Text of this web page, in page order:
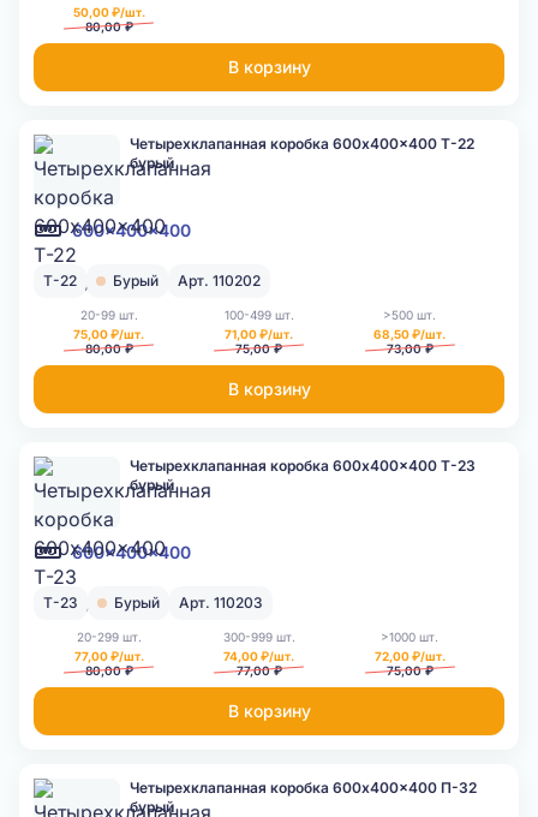
50,00 ₽/шт.
80,00 ₽
В корзину
600x400x400
Четырехклапанная коробка 600x400x400 Т-22
бурый
Т-22 Бурый Арт. 110202
20-99 шт.
75,00 ₽/шт.
80,00 ₽
100-499 шт.
71,00 ₽/шт.
75,00 ₽
>500 шт.
68,50 ₽/шт.
73,00 ₽
В корзину
600x400x400
Четырехклапанная коробка 600x400x400 Т-23
бурый
Т-23 Бурый Арт. 110203
20-299 шт.
77,00 ₽/шт.
80,00 ₽
300-999 шт.
74,00 ₽/шт.
77,00 ₽
>1000 шт.
72,00 ₽/шт.
75,00 ₽
В корзину
Четырехклапанная коробка 600x400x400 П-32
бурый